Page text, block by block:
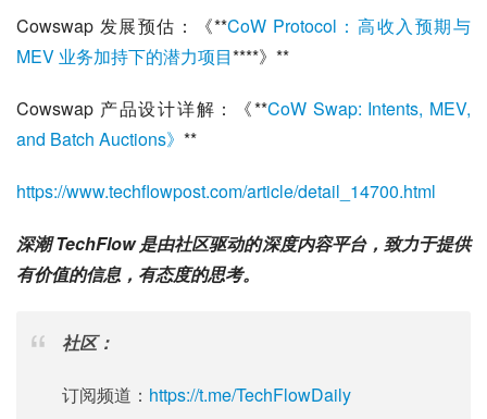
Cowswap 发展预估：《**CoW Protocol：高收入预期与
MEV 业务加持下的潜力项目****》**
Cowswap 产品设计详解：《**CoW Swap: Intents, MEV,
and Batch Auctions》 **
https://www.techflowpost.com/article/detail_14700.html
深潮 TechFlow 是由社区驱动的深度内容平台，致力于提供
有价值的信息，有态度的思考。
社区：
订阅频道： https://t.me/TechFlowDaily